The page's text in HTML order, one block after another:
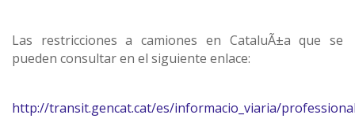
Las restricciones a camiones en CataluÃ±a que se
pueden consultar en el siguiente enlace:
http://transit.gencat.cat/es/informacio_viaria/